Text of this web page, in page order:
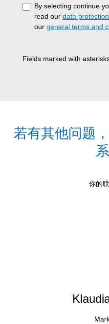
By selecting continue
read our data
our general terms and
Fields marked with
若有其他问题
系
你的